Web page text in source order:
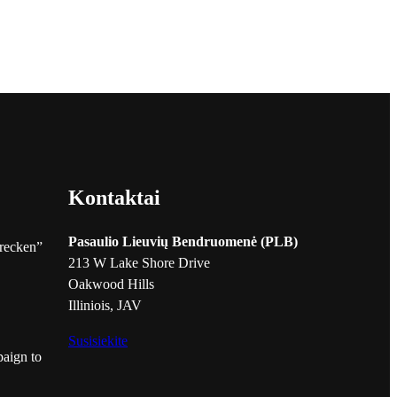
to
Kontaktai
Pasaulio Lieuvių Bendruomenė (PLB)
213 W Lake Shore Drive
Oakwood Hills
Illiniois, JAV
Susisiekite